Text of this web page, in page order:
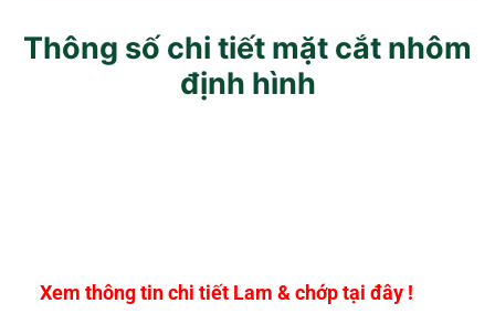
Thông số chi tiết mặt cắt nhôm
định hình
Xem thông tin chi tiết Lam & chớp tại đây !